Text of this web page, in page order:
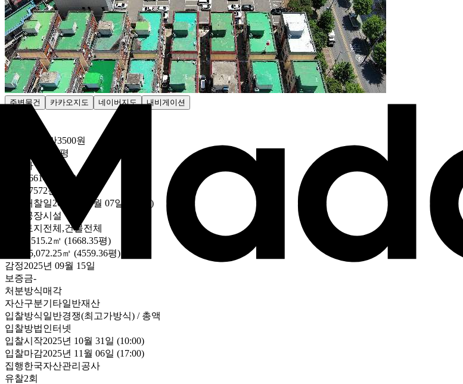
주변물건 카카오지도 네이버지도 내비게이션
312억6614만3500원
685만7572원/평
최저가
312억6614만3500원
685만7572원/평
개찰일2025년 11월 07일 (10:00)
공장시설
토지전체,건물전체
5,515.2㎡ (1668.35평)
15,072.25㎡ (4559.36평)
감정2025년 09월 15일
보증금-
처분방식매각
자산구분기타일반재산
입찰방식일반경쟁(최고가방식) / 총액
입찰방법인터넷
입찰시작2025년 10월 31일 (10:00)
입찰마감2025년 11월 06일 (17:00)
집행한국자산관리공사
유찰2회